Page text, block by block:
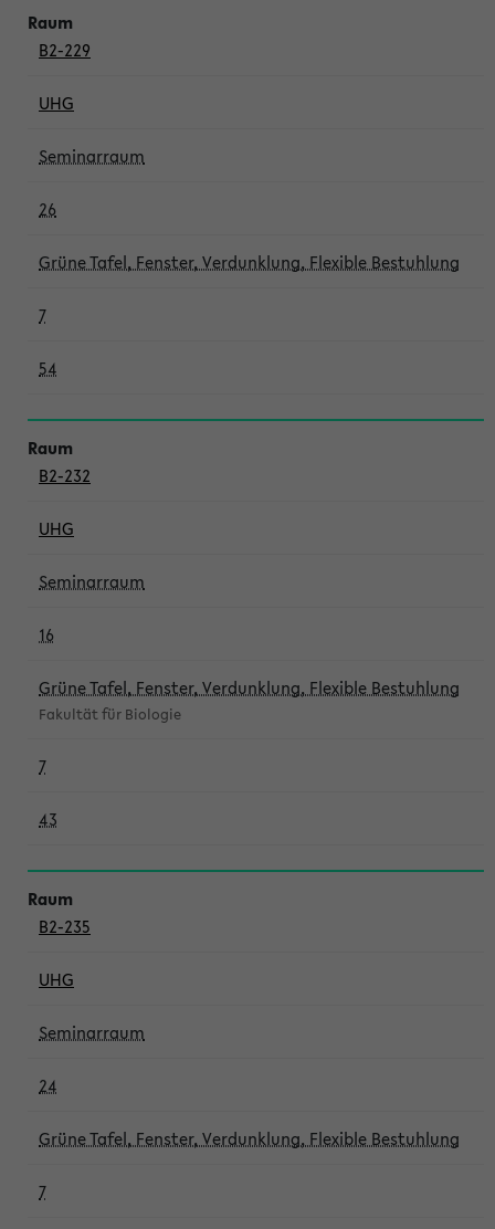
B2-229
UHG
Seminarraum
26
Grüne Tafel, Fenster, Verdunklung, Flexible Bestuhlung
7
54
B2-232
UHG
Seminarraum
16
Grüne Tafel, Fenster, Verdunklung, Flexible Bestuhlung
Fakultät für Biologie
7
43
B2-235
UHG
Seminarraum
24
Grüne Tafel, Fenster, Verdunklung, Flexible Bestuhlung
7